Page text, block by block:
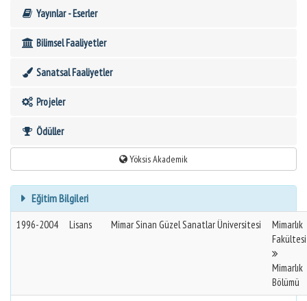
Yayınlar - Eserler
Bilimsel Faaliyetler
Sanatsal Faaliyetler
Projeler
Ödüller
Yöksis Akademik
Eğitim Bilgileri
1996-2004 Lisans Mimar Sinan Güzel Sanatlar Üniversitesi
Mimarlık
Fakültesi
Mimarlık
Bölümü